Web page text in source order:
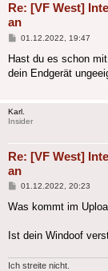
Re: [VF West]
an
Beitrag
01.12.2022, 19:47
Hast du es schon
dein Endgerät
Karl.
Insider
Re: [VF West]
an
Beitrag
01.12.2022, 20:23
Was kommt im
Ist dein Windoof
Ich streite nicht.